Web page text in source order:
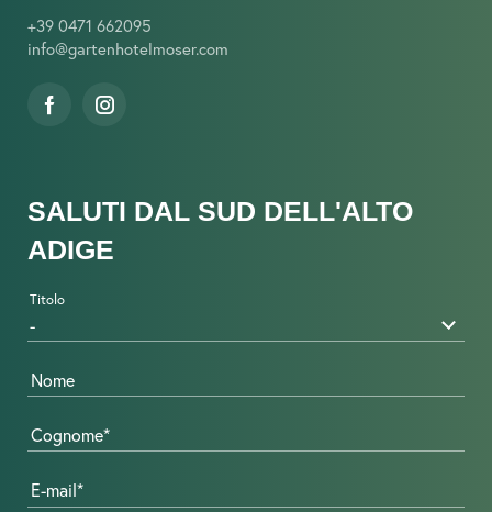
+39 0471 662095
info@gartenhotelmoser.com
SALUTI DAL SUD DELL'ALTO
ADIGE
Titolo
Nome
Cognome
E-mail